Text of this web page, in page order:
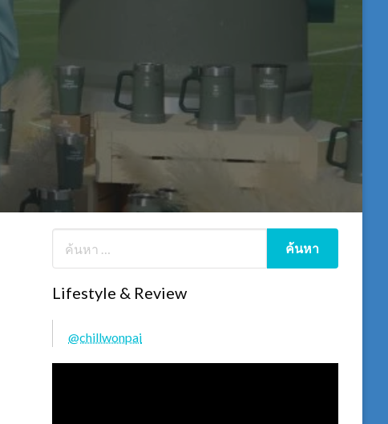
Lifestyle & Review
@chillwonpai